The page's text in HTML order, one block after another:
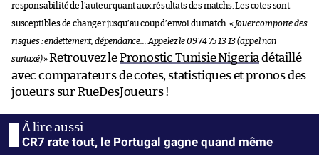
responsabilité de l’auteur quant aux résultats des matchs. Les cotes sont
susceptibles de changer jusqu’au coup d’envoi du match. « Jouer comporte des
risques : endettement, dépendance… Appelez le 09 74 75 13 13 (appel non
surtaxé)»Retrouvez lePronostic Tunisie Nigeria détaillé
avec comparateurs de cotes, statistiques et pronos des
joueurs sur RueDesJoueurs !
CR7 rate tout, le Portugal gagne quand même